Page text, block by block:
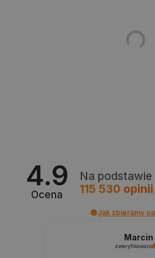
4.9
Ocena
Na podstawie
115 530 opinii
Jak zbieramy
Marcin
zweryfikowano
PrestaShop-